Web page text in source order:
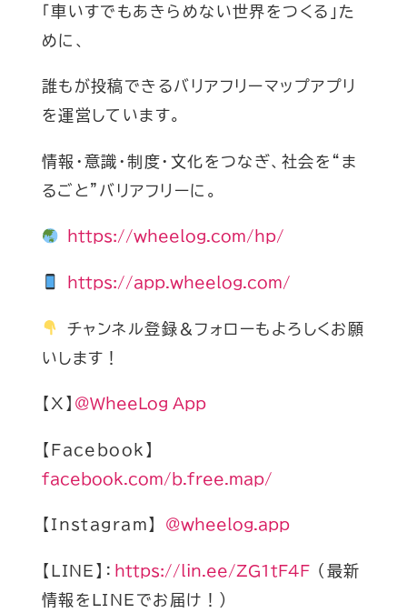
「車いすでもあきらめない世界をつくる」た
めに、
誰もが投稿できるバリアフリーマップアプリ
を運営しています。
情報・意識・制度・文化をつなぎ、社会を“ま
るごと”バリアフリーに。
https://wheelog.com/hp/
https://app.wheelog.com/
チャンネル登録＆フォローもよろしくお願
いします！
【Ｘ】 @WheeLog_App
【Facebook】
facebook.com/b.free.map/
【Instagram】 @wheelog.app
【LINE】： https://lin.ee/ZG1tF4F（最新
情報をLINEでお届け！）